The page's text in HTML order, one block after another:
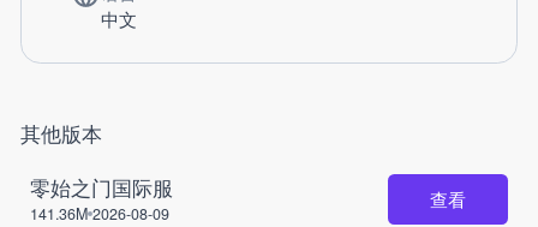
中文
其他版本
零始之门国际服
141.36M 2026-08-09
查看